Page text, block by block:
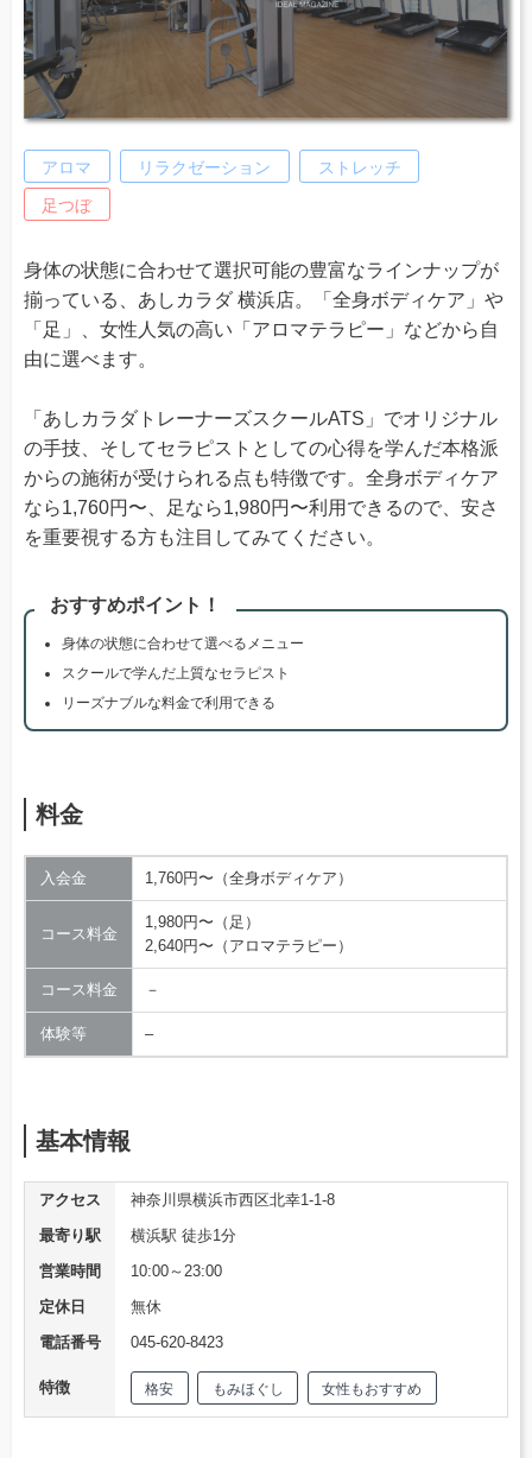
アロマ リラクゼーション ストレッチ
足つぼ
身体の状態に合わせて選択可能の豊富なラインナップが
揃っている、あしカラダ 横浜店。「全身ボディケア」や
「足」、女性人気の高い「アロマテラピー」などから自
由に選べます。
「あしカラダトレーナーズスクールATS」でオリジナル
の手技、そしてセラピストとしての心得を学んだ本格派
からの施術が受けられる点も特徴です。全身ボディケア
なら1,760円〜、足なら1,980円〜利用できるので、安さ
を重要視する方も注目してみてください。
おすすめポイント！
身体の状態に合わせて選べるメニュー
スクールで学んだ上質なセラピスト
リーズナブルな料金で利用できる
料金
入会金 1,760円〜（全身ボディケア）
コース料金
1,980円〜（足）
2,640円〜（アロマテラピー）
コース料金 －
体験等 –
基本情報
アクセス
神奈川県横浜市西区北幸1-1-8
最寄り駅
横浜駅 徒歩1分
営業時間
10:00～23:00
定休日
無休
電話番号
045-620-8423
特徴 格安 もみほぐし 女性もおすすめ